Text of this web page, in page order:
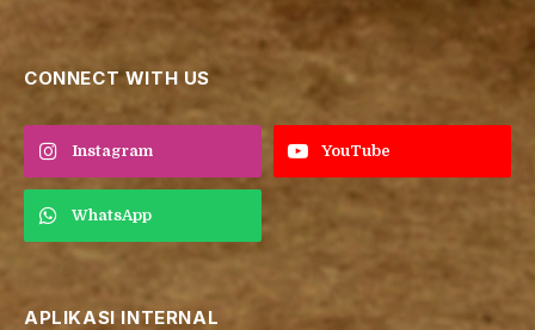
CONNECT WITH US
Instagram YouTube
WhatsApp
APLIKASI INTERNAL